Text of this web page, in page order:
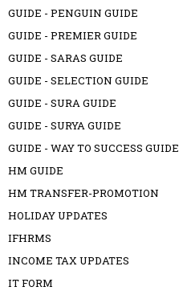
GUIDE - PENGUIN GUIDE
GUIDE - PREMIER GUIDE
GUIDE - SARAS GUIDE
GUIDE - SELECTION GUIDE
GUIDE - SURA GUIDE
GUIDE - SURYA GUIDE
GUIDE - WAY TO SUCCESS GUIDE
HM GUIDE
HM TRANSFER-PROMOTION
HOLIDAY UPDATES
IFHRMS
INCOME TAX UPDATES
IT FORM